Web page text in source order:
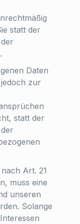
statt der
Daten
zur
statt der
Art. 21
muss eine
unseren
Solange